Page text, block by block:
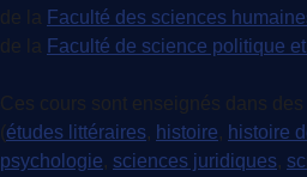
de la Faculté des sciences
de la Faculté de science politique
Ces cours sont enseignés dans
(études littéraires, histoire, histoire
psychologie, sciences juridiques,